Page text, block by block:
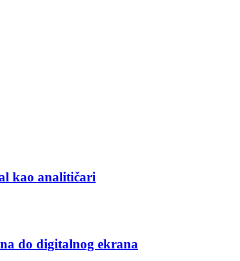
kao analitičari
do digitalnog ekrana